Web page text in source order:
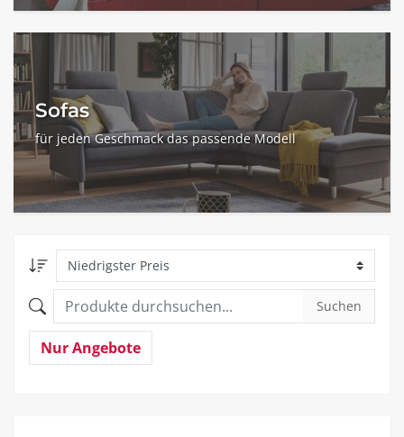
Sofas
für jeden Geschmack das passende Modell
Suchen
Nur Angebote